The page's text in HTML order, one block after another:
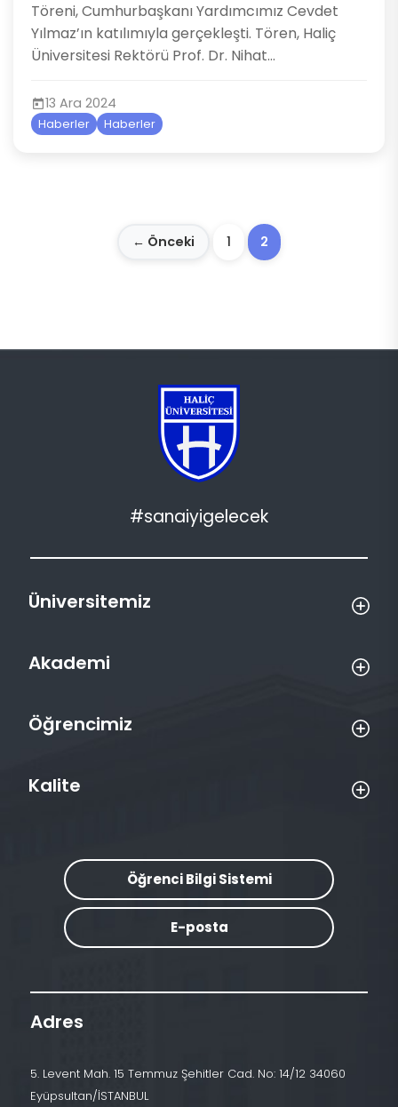
Töreni, Cumhurbaşkanı Yardımcımız Cevdet
Yılmaz’ın katılımıyla gerçekleşti. Tören, Haliç
Üniversitesi Rektörü Prof. Dr. Nihat...
13 Ara 2024
Haberler Haberler
← Önceki 1 2
#sanaiyigelecek
Üniversitemiz
Akademi
Öğrencimiz
Kalite
Öğrenci Bilgi Sistemi
E-posta
Adres
5. Levent Mah. 15 Temmuz Şehitler Cad. No: 14/12 34060
Eyüpsultan/İSTANBUL